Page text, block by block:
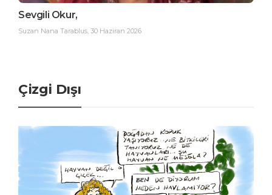
Sevgili Okur,
Suzan Nana Tarablus, 30 Haziran 2026
Çizgi Dışı